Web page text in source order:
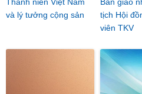
và lý tưởng cộng sản
tịch Hội
viên TKV